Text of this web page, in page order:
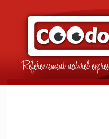
Référencement naturel